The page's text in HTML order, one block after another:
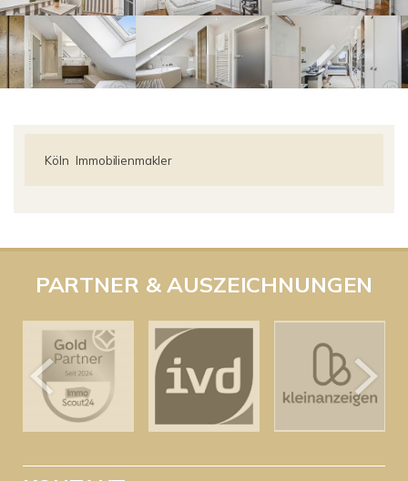
Köln Immobilienmakler
PARTNER & AUSZEICHNUNGEN